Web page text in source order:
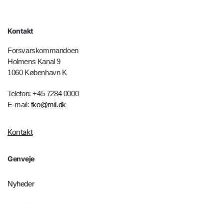
Kontakt
Forsvarskommandoen
Holmens Kanal 9
1060 København K
Telefon: +45 7284 0000
E-mail: fko@mil.dk
Kontakt
Genveje
Nyheder